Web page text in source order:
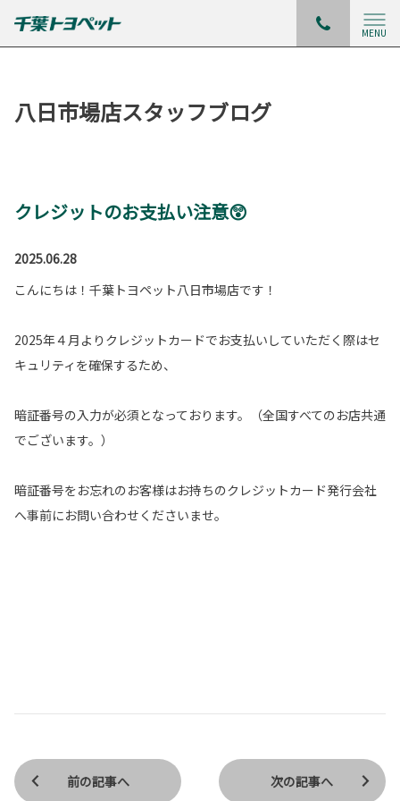
MENU
八日市場店スタッフブログ
クレジットのお支払い注意😲
2025.06.28
こんにちは！千葉トヨペット八日市場店です！
2025年４月よりクレジットカードでお支払いしていただく際はセ
キュリティを確保するため、
暗証番号の入力が必須となっております。（全国すべてのお店共通
でございます。）
暗証番号をお忘れのお客様はお持ちのクレジットカード発行会社
へ事前にお問い合わせくださいませ。
前の記事へ 次の記事へ